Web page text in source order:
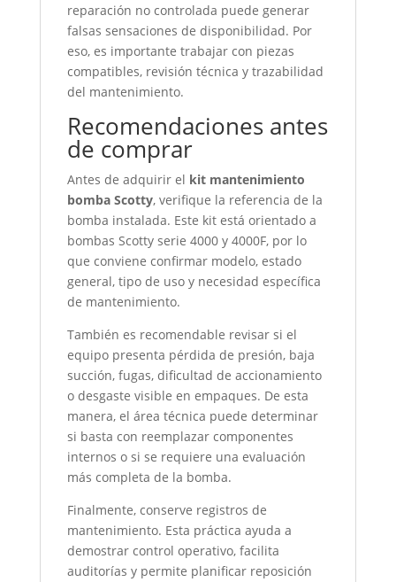
reparación no controlada puede generar
falsas sensaciones de disponibilidad. Por
eso, es importante trabajar con piezas
compatibles, revisión técnica y trazabilidad
del mantenimiento.
Recomendaciones antes
de comprar
Antes de adquirir el kit mantenimiento
bomba Scotty, verifique la referencia de la
bomba instalada. Este kit está orientado a
bombas Scotty serie 4000 y 4000F, por lo
que conviene confirmar modelo, estado
general, tipo de uso y necesidad específica
de mantenimiento.
También es recomendable revisar si el
equipo presenta pérdida de presión, baja
succión, fugas, dificultad de accionamiento
o desgaste visible en empaques. De esta
manera, el área técnica puede determinar
si basta con reemplazar componentes
internos o si se requiere una evaluación
más completa de la bomba.
Finalmente, conserve registros de
mantenimiento. Esta práctica ayuda a
demostrar control operativo, facilita
auditorías y permite planificar reposición